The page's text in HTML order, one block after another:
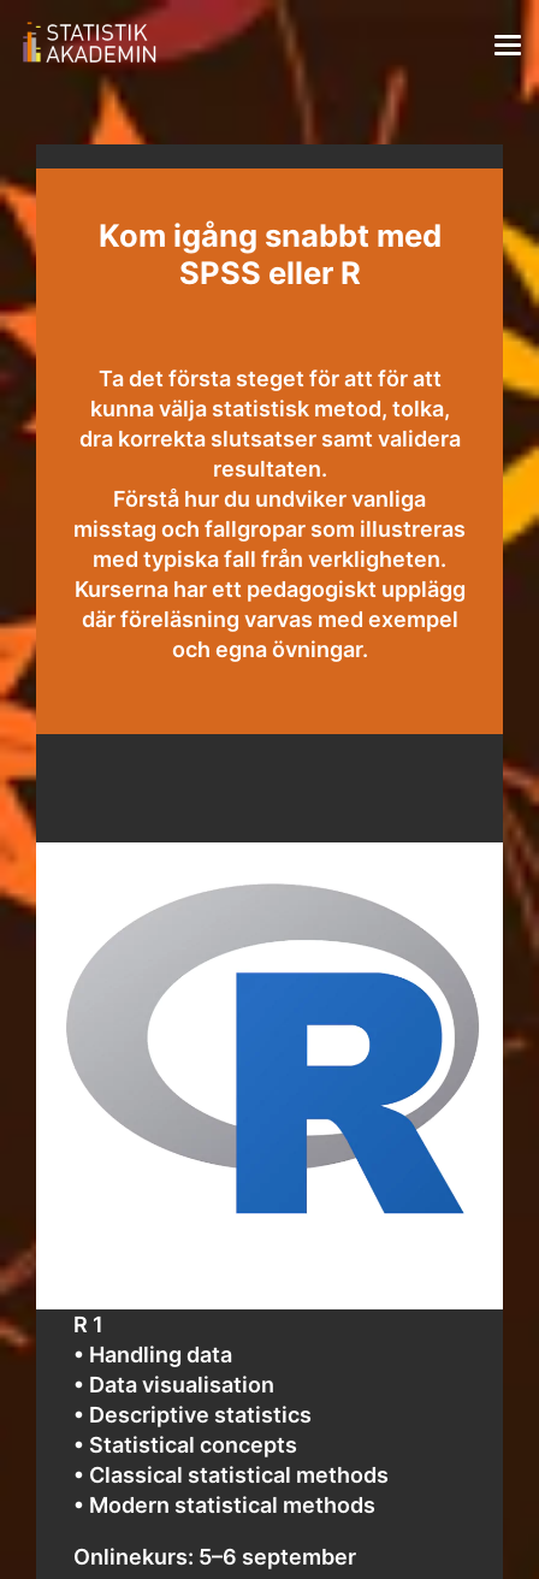
Kom igång snabbt med
SPSS eller R
Ta det första steget för att för att
kunna välja statistisk metod, tolka,
dra korrekta slutsatser samt validera
resultaten.
Förstå hur du undviker vanliga
misstag och fallgropar som illustreras
med typiska fall från verkligheten.
Kurserna har ett pedagogiskt upplägg
där föreläsning varvas med exempel
och egna övningar.
R 1
• Handling data
• Data visualisation
• Descriptive statistics
• Statistical concepts
• Classical statistical methods
• Modern statistical methods
Onlinekurs: 5–6 september